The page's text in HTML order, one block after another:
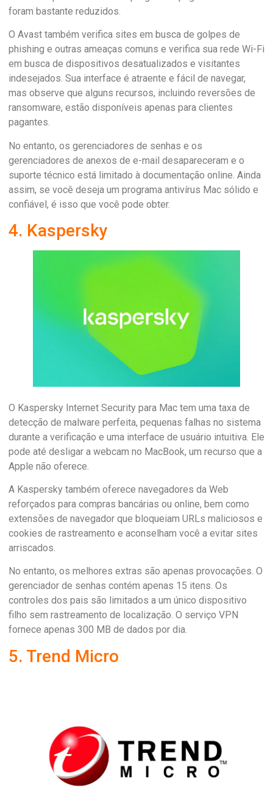
foram bastante reduzidos.
O Avast também verifica sites em busca de golpes de
phishing e outras ameaças comuns e verifica sua rede Wi-Fi
em busca de dispositivos desatualizados e visitantes
indesejados. Sua interface é atraente e fácil de navegar,
mas observe que alguns recursos, incluindo reversões de
ransomware, estão disponíveis apenas para clientes
pagantes.
No entanto, os gerenciadores de senhas e os
gerenciadores de anexos de e-mail desapareceram e o
suporte técnico está limitado à documentação online. Ainda
assim, se você deseja um programa antivírus Mac sólido e
confiável, é isso que você pode obter.
4. Kaspersky
O Kaspersky Internet Security para Mac tem uma taxa de
detecção de malware perfeita, pequenas falhas no sistema
durante a verificação e uma interface de usuário intuitiva. Ele
pode até desligar a webcam no MacBook, um recurso que a
Apple não oferece.
A Kaspersky também oferece navegadores da Web
reforçados para compras bancárias ou online, bem como
extensões de navegador que bloqueiam URLs maliciosos e
cookies de rastreamento e aconselham você a evitar sites
arriscados.
No entanto, os melhores extras são apenas provocações. O
gerenciador de senhas contém apenas 15 itens. Os
controles dos pais são limitados a um único dispositivo
filho sem rastreamento de localização. O serviço VPN
fornece apenas 300 MB de dados por dia.
5. Trend Micro